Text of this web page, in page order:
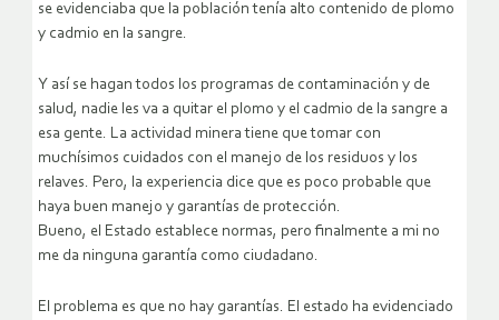
se evidenciaba que la población tenía alto contenido de plomo
y cadmio en la sangre.
Y así se hagan todos los programas de contaminación y de
salud, nadie les va a quitar el plomo y el cadmio de la sangre a
esa gente. La actividad minera tiene que tomar con
muchísimos cuidados con el manejo de los residuos y los
relaves. Pero, la experiencia dice que es poco probable que
haya buen manejo y garantías de protección.
Bueno, el Estado establece normas, pero finalmente a mi no
me da ninguna garantía como ciudadano.
El problema es que no hay garantías. El estado ha evidenciado